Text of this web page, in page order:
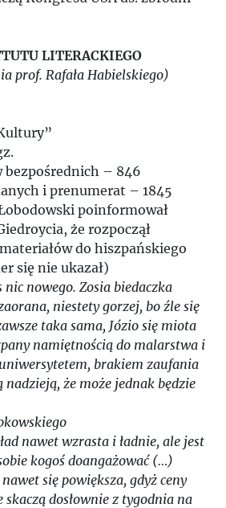
1968
1971
1972
1973
1974
1975
1976
1977
LITERACKIEGO
prof. Rafała Habielskiego)
– 846
i prenumerat – 1845
poinformował
że rozpoczął
do hiszpańskiego
się nie ukazał)
nic nowego. Zosia biedaczka
niestety gorzej, bo źle się
taka sama, Józio się miota
namiętnością do malarstwa i
brakiem zaufania
nadzieją, że może jednak będzie
nawet wzrasta i ładnie, ale jest
kogoś doangażować (…)
się powiększa, gdyż ceny
dosłownie z tygodnia na